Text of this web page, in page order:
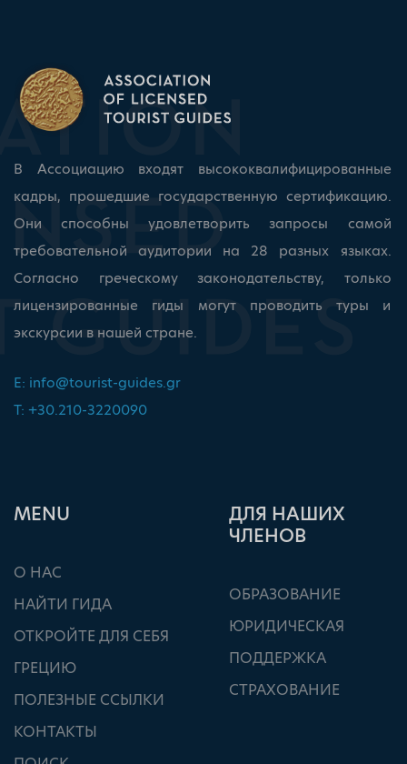
В Ассоциацию входят высококвалифицированные
кадры, прошедшие государственную сертификацию.
Они способны удовлетворить запросы самой
требовательной аудитории на 28 разных языках.
Согласно греческому законодательству, только
лицензированные гиды могут проводить туры и
экскурсии в нашей стране.
E: info@tourist-guides.gr
T: +30.210-3220090
ΜΕΝU
О НАС
НАЙТИ ГИДА
ОТКРОЙТЕ ДЛЯ СЕБЯ
ГРЕЦИЮ
ПОЛЕЗНЫЕ ССЫЛКИ
КОНТАКТЫ
ДЛЯ НАШИХ
ЧЛЕНОВ
ОБРАЗОВАНИЕ
ЮРИДИЧЕСКАЯ
ПОДДЕРЖКА
СТРАХОВАНИЕ